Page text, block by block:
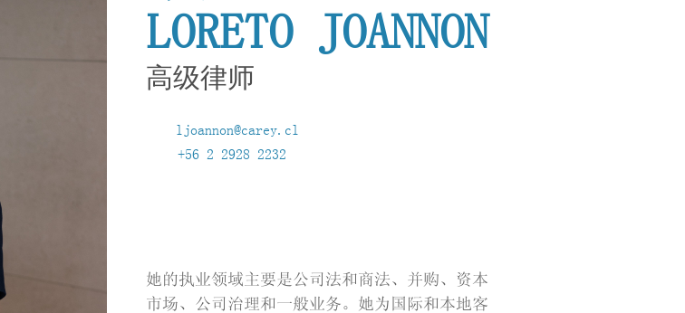
LORETO JOANNON
高级律师
ljoannon@carey.cl
+56 2 2928 2232
她的执业领域主要是公司法和商法、并购、资本
市场、公司治理和一般业务。她为国际和本地客